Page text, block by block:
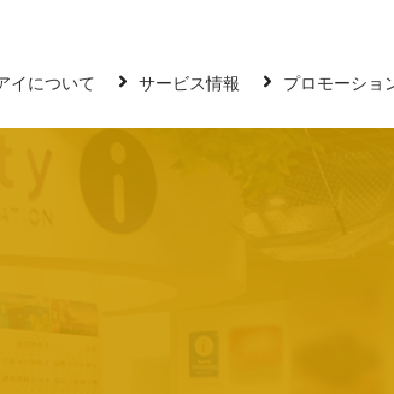
イについて サービス情報 プロモーショ